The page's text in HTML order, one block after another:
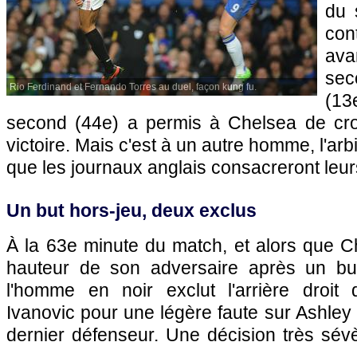
Rio Ferdinand et Fernando Torres au duel, façon kung fu.
du
second (44e) a permis à Chelsea de
victoire. Mais c'est à un autre homme,
que les journaux anglais consacreront
Un but hors-jeu, deux exclus
À la 63e minute du match, et alors que
hauteur de son adversaire après un
l'homme en noir exclut l'arrière droit
Ivanovic pour une légère faute sur
dernier défenseur. Une décision très